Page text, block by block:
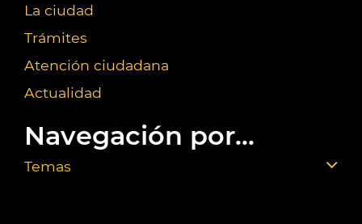
La ciudad
Trámites
Atención ciudadana
Actualidad
Navegación por...
Temas